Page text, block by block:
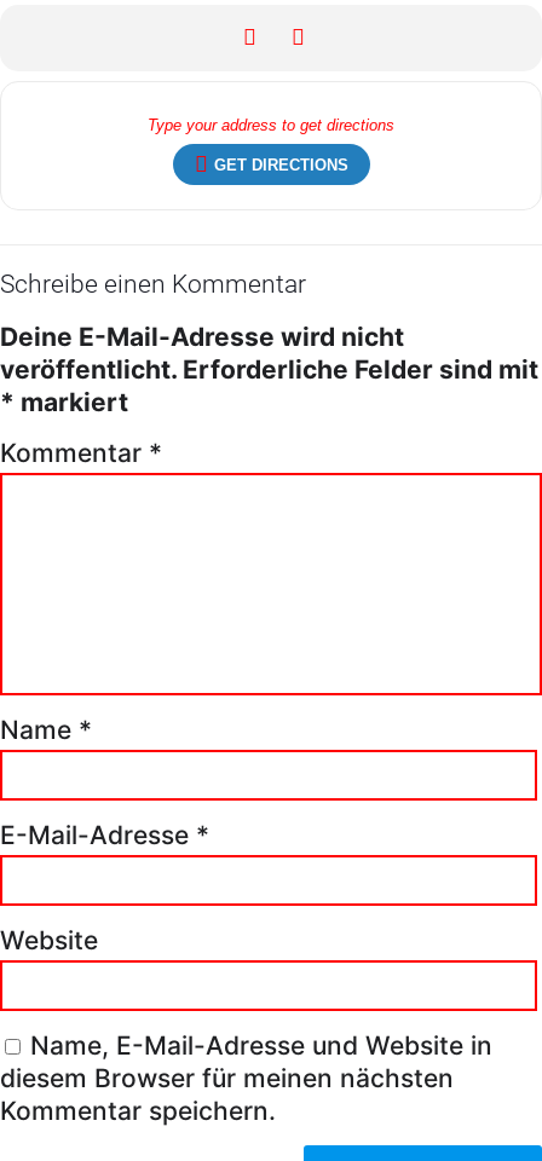
GET DIRECTIONS
Schreibe einen Kommentar
Deine E-Mail-Adresse wird nicht
veröffentlicht. Erforderliche Felder sind mit
* markiert
Kommentar *
Name *
E-Mail-Adresse *
Website
Name, E-Mail-Adresse und Website in
diesem Browser für meinen nächsten
Kommentar speichern.